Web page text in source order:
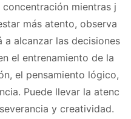
mientras j
más atento, observa
alcanzar las decisiones
el entrenamiento de la
el pensamiento lógico,
Puede llevar la atenc
y creatividad.